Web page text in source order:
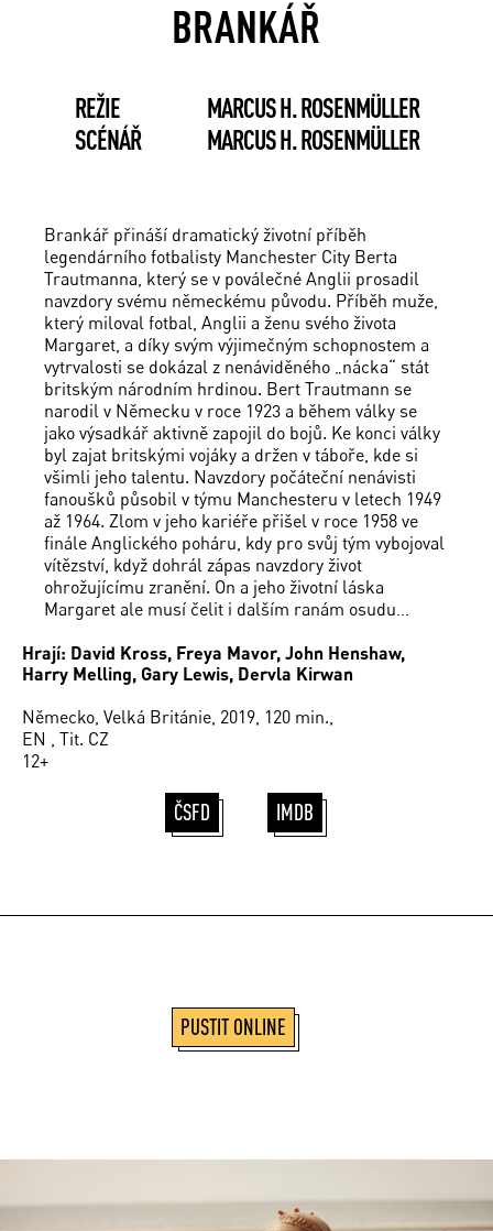
BRANKÁŘ
REŽIE
MARCUS H. ROSENMÜLLER
SCÉNÁŘ
MARCUS H. ROSENMÜLLER
Brankář přináší dramatický životní příběh
legendárního fotbalisty Manchester City Berta
Trautmanna, který se v poválečné Anglii prosadil
navzdory svému německému původu. Příběh muže,
který miloval fotbal, Anglii a ženu svého života
Margaret, a díky svým výjimečným schopnostem a
vytrvalosti se dokázal z nenáviděného „nácka“ stát
britským národním hrdinou. Bert Trautmann se
narodil v Německu v roce 1923 a během války se
jako výsadkář aktivně zapojil do bojů. Ke konci války
byl zajat britskými vojáky a držen v táboře, kde si
všimli jeho talentu. Navzdory počáteční nenávisti
fanoušků působil v týmu Manchesteru v letech 1949
až 1964. Zlom v jeho kariéře přišel v roce 1958 ve
finále Anglického poháru, kdy pro svůj tým vybojoval
vítězství, když dohrál zápas navzdory život
ohrožujícímu zranění. On a jeho životní láska
Margaret ale musí čelit i dalším ranám osudu…
Hrají: David Kross, Freya Mavor, John Henshaw,
Harry Melling, Gary Lewis, Dervla Kirwan
Německo, Velká Británie, 2019, 120 min.,
EN , Tit. CZ
12+
ČSFD IMDB
PUSTIT ONLINE